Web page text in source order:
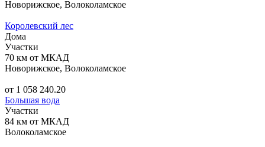
Новорижское, Волоколамское
Королевский лес
Дома
Участки
70 км от МКАД
Новорижское, Волоколамское
от 1 058 240.20
Большая вода
Участки
84 км от МКАД
Волоколамское